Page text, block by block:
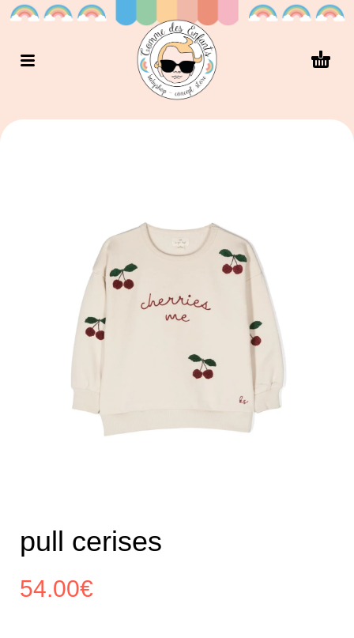
pull cerises
54.00€